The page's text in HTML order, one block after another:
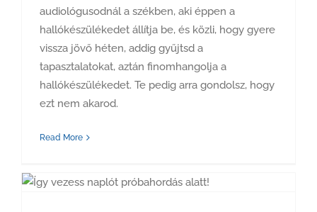
audiológusodnál a székben, aki éppen a
hallókészülékedet állítja be, és közli, hogy gyere
vissza jövő héten, addig gyűjtsd a
tapasztalatokat, aztán finomhangolja a
hallókészülékedet. Te pedig arra gondolsz, hogy
ezt nem akarod.
Read More